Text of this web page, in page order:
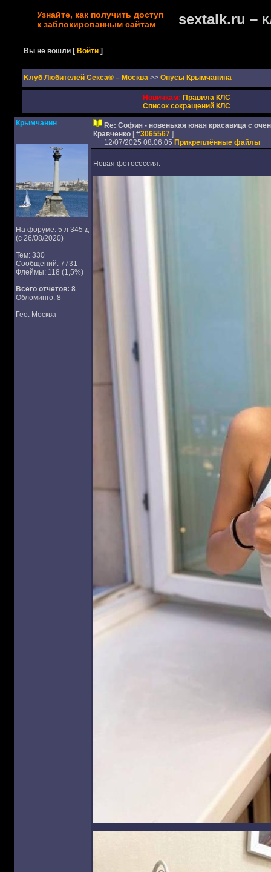
Узнайте, как получить доступ
к заблокированным сайтам
sextalk.ru –
Вы не вошли [Войти ]
Kлуб Любителей Секса® – Москва >> Опусы Крымчанина
Новичкам: Правила КЛС
Список сокращений КЛС
Крымчанин
На форуме: 5 л 345 д
(с 26/08/2020)
Тем: 330
Сообщений: 7731
Флеймы: 118 (1,5%)
Всего отчетов: 8
Обломинго: 8
Гео: Москва
Re: София - новенькая юная красавица с
Кравченко [ #3065567 ]
12/07/2025 08:06:05 Прикреплённые файлы
Новая фотосессия: